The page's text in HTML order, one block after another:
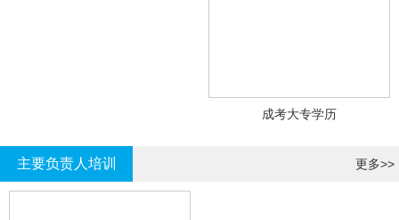
成考大专学历
主要负责人培训 更多>>